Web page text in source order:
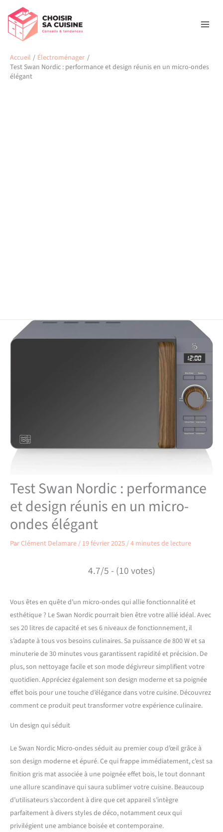
contenu
Accueil
Électroménager
Test Swan Nordic : performance et design réunis en un micro-ondes
élégant
Test Swan Nordic : performance
et design réunis en un micro-
ondes élégant
ParClément Delamare/ 19 février 2025/4 minutes de lecture
4.7/5 - (10 votes)
Vous êtes en quête d’un micro-ondes qui allie fonctionnalité et
esthétique ? Le Swan Nordic pourrait bien être votre allié idéal. Avec
ses 20 litres de capacité et ses 6 niveaux de fonctionnement, il
s’adapte à tous vos besoins culinaires. Sa puissance de 800 W et sa
minuterie de 30 minutes vous garantissent rapidité et précision. De
plus, son nettoyage facile et son mode dégivreur simplifient votre
quotidien. Appréciez également son design moderne et sa poignée
effet bois pour une touche d’élégance dans votre cuisine. Découvrez
comment ce produit peut transformer votre expérience culinaire.
Un design qui séduit
Le Swan Nordic Micro-ondes séduit au premier coup d’œil grâce à
son design moderne et épuré. Ce qui frappe immédiatement, c’est sa
finition gris mat associée à une poignée effet bois, le tout donnant
une allure scandinave qui saura sublimer votre cuisine. Beaucoup
d’utilisateurs s’accordent à dire que cet appareil s’intègre
parfaitement à divers styles de déco, notamment ceux qui
privilégient une ambiance boisée et contemporaine.
Rechercher